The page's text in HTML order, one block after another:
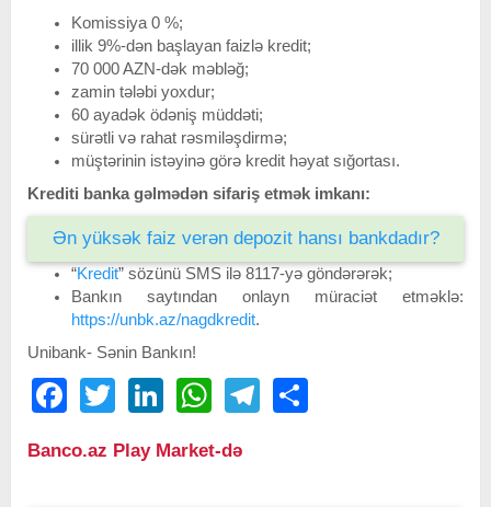
Komissiya 0 %;
illik 9%-dən başlayan faizlə kredit;
70 000 AZN-dək məbləğ;
zamin tələbi yoxdur;
60 ayadək ödəniş müddəti;
sürətli və rahat rəsmiləşdirmə;
müştərinin istəyinə görə kredit həyat sığortası.
Krediti banka gəlmədən sifariş etmək imkanı:
Ən yüksək faiz verən depozit hansı bankdadır?
“Kredit” sözünü SMS ilə 8117-yə göndərərək;
Bankın saytından onlayn müraciət etməklə:
https://unbk.az/nagdkredit.
Unibank- Sənin Bankın!
FacebookTwitter LinkedIn WhatsAppTelegram
Banco.az Play Market-də